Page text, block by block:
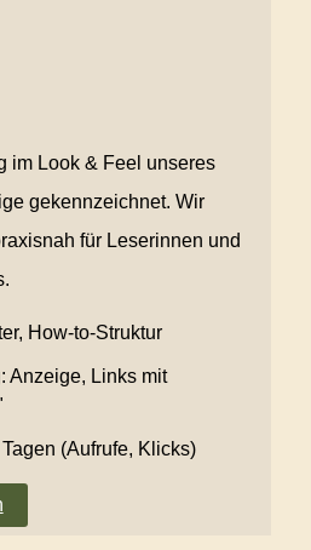
im Look & Feel unseres
gekennzeichnet. Wir
für Leserinnen und
How-to-Struktur
Anzeige, Links mit
(Aufrufe, Klicks)